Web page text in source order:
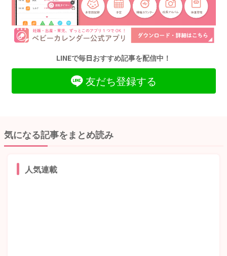
LINEで毎日おすすめ記事を配信中！
友だち登録する
気になる記事をまとめ読み
人気連載